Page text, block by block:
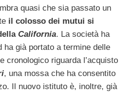
quasi che sia passato un
il colosso dei mutui si
California. La società ha
ha già portato a termine delle
cronologico riguarda l’acquisto
, una mossa che ha consentito
Il nuovo istituto è, inoltre, già